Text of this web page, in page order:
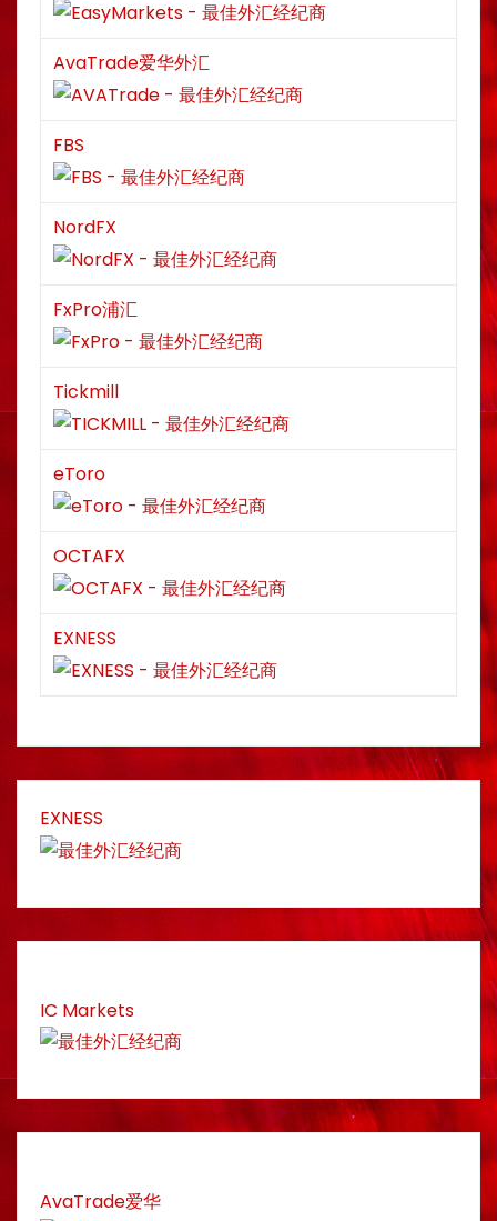
AvaTrade爱华外汇
FBS
NordFX
FxPro浦汇
Tickmill
eToro
OCTAFX
EXNESS
EXNESS
IC Markets
AvaTrade爱华